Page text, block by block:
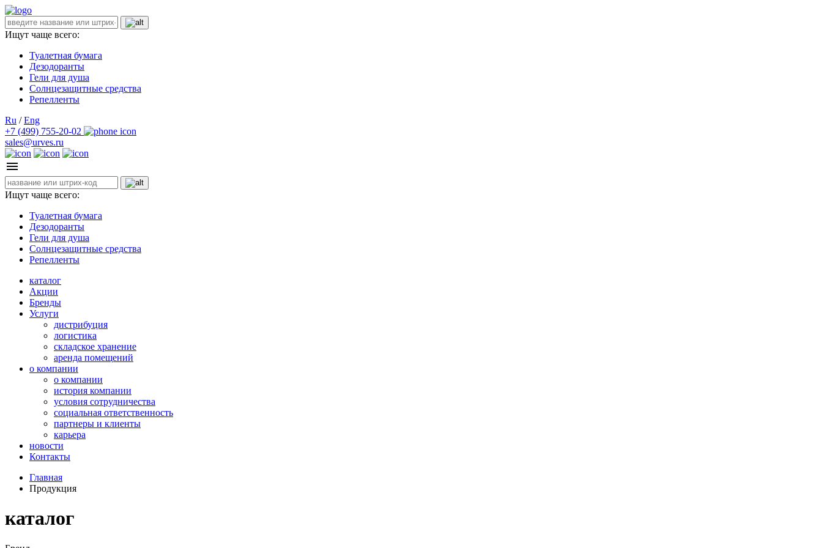
Ищут чаще всего:
Туалетная бумага
Дезодоранты
Гели для душа
Солнцезащитные средства
Репелленты
Ru / Eng
+7 (499) 755-20-02
sales@urves.ru
Ищут чаще всего:
Туалетная бумага
Дезодоранты
Гели для душа
Солнцезащитные средства
Репелленты
каталог
Акции
Бренды
Услуги
дистрибуция
логистика
складское хранение
аренда помещений
о компании
о компании
история компании
условия сотрудничества
социальная ответственность
партнеры и клиенты
карьера
новости
Контакты
Главная
Продукция
каталог